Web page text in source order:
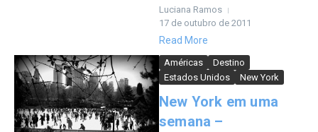
Luciana Ramos
17 de outubro de 2011
Read More
Américas
Destino
Estados Unidos
New York
New York em uma
semana –